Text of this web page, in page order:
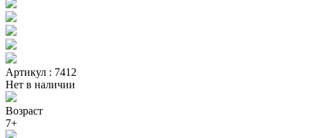
Артикул : 7412
Нет в наличии
Возраст
7+